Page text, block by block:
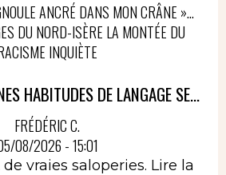
ANCRÉ DANS MON CRÂNE »…
DU NORD-ISÈRE LA MONTÉE DU
INQUIÈTE
HABITUDES DE LANGAGE SE...
FRÉDÉRIC C.
08/2026 - 15:01
vraies saloperies. Lire la